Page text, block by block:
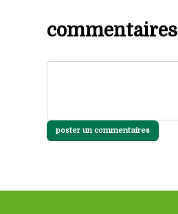
commentaires
poster un commentaires